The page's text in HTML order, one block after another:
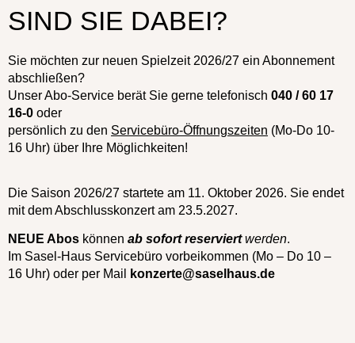
SIND SIE DABEI?
Sie möchten zur neuen Spielzeit 2026/27 ein Abonnement
abschließen?
Unser Abo-Service berät Sie gerne telefonisch 040 / 60 17
16-0 oder
persönlich zu den Servicebüro-Öffnungszeiten (Mo-Do 10-
16 Uhr) über Ihre Möglichkeiten!
Die Saison 2026/27 startete am 11. Oktober 2026. Sie endet
mit dem Abschlusskonzert am 23.5.2027.
NEUE Abos können ab sofort reserviertwerden.
Im Sasel-Haus Servicebüro vorbeikommen (Mo – Do 10 –
16 Uhr) oder per Mail
konzerte@saselhaus.de